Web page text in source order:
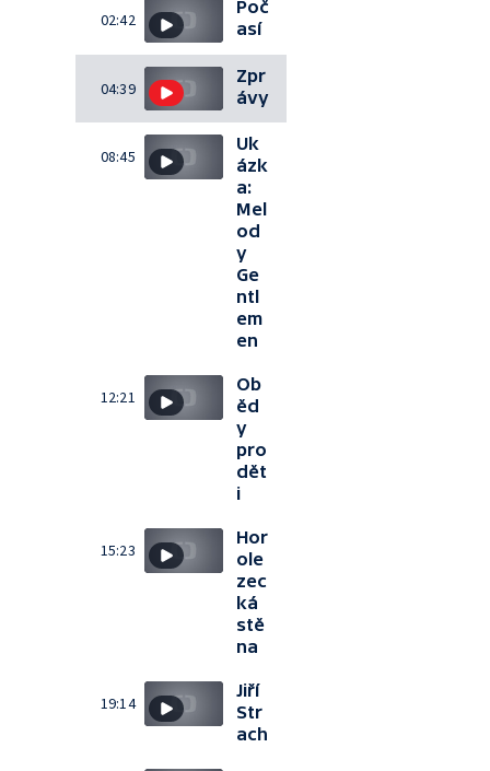
02:42
Poč
así
04:39
Zpr
ávy
08:45
Uk
ázk
a:
Mel
od
y
Ge
ntl
em
en
12:21
Ob
ěd
y
pro
dět
i
15:23
Hor
ole
zec
ká
stě
na
19:14
Jiří
Str
ach